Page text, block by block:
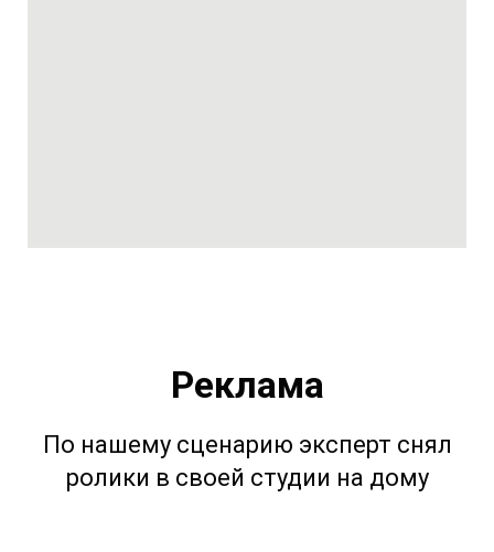
Реклама
По нашему сценарию эксперт снял
ролики в своей студии на дому